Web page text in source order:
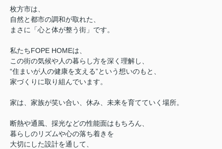
枚方市は、
自然と都市の調和が取れた、
まさに「心と体が整う街」です。
私たちFOPE HOMEは、
この街の気候や人の暮らし方を深く理解し、
“住まいが人の健康を支える”という想いのもと、
家づくりに取り組んでいます。
家は、家族が笑い合い、休み、未来を育てていく場所。
断熱や通風、採光などの性能面はもちろん、
暮らしのリズムや心の落ち着きを
大切にした設計を通して、